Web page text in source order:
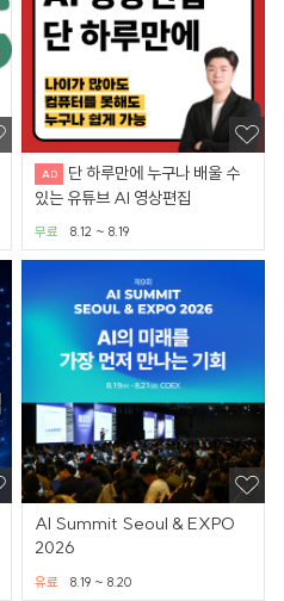
단 하루만에 누구나 배울 수
있는 유튜브 AI 영상편집
8.12 ~ 8.19
무료
AI Summit Seoul & EXPO
2026
8.19 ~ 8.20
유료